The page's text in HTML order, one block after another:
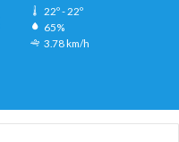
22º - 22º
65%
3.78 km/h